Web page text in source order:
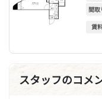
間取
賃
スタッフのコメ